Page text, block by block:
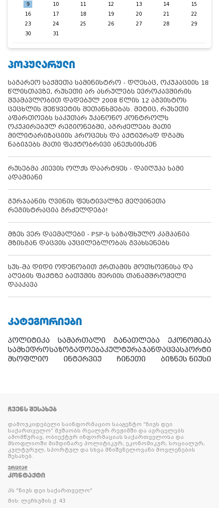
9
10 11 12 13 14
15
16
17 18 19 20 21
22
23
24 25 26 27 28
29
30
31
ᲞᲝᲞᲣᲚᲐᲠᲣᲚᲘ
საგარეო საქმეთა სამინისტრო - დღესაც, ოკუპაციის 18
წლისთავზე, რუსეთი არ ასრულებს ევროკავშირის
შუამავლობით დადებულ 2008 წლის 12 აგვისტოს
ცეცხლის შეწყვეტის შეთანხმებას. მეტიც, რუსეთი
აფართოებს საკუთარ უკანონო კონტროლს
ოკუპირებულ რეგიონებში, აგრძელებს მათი
მილიტარიზაციის პროცესს და აქტიურად დგამს
ნაბიჯებს მათი ფაქტობრივი ანექსიისკენ
რუსებმა კიევის ოლქს დაარტყეს - დაიღუპა სამი
ადამიანი
გურჯაანის ღვინის ფესტივალზე მეღვინეთა
რეგისტრაცია გრძელდება!
მზეს ვერ დაემალები - PSP-ს საზაფხულო კამპანია
მზისგან დაცვის აუცილებლობას გვახსენებს
სუს-მა დიდი ოდენობით ქრთამის მოთხოვნისა და
აღების ფაქტზე ბათუმის მერიის თანამშრომელი
დააკავა
ᲙᲐᲢᲔᲒᲝᲠᲘᲔᲑᲘ
პოლიტიკა სამართალი განათლება
ეკონომიკა
სამხედროსაზოგადოებაკულტურაჯანდაცვასპორტი
მსოფლიო
ინტერვიუ ჩინეთი ბიზნეს ნიუსი
ᲩᲕᲔᲜᲡ ᲨᲔᲡᲐᲮᲔᲑ
დამოუკიდებელი საინფორმაციო სააგენტო “ნიუს დეი
საქართველო” მუშაობს რეალურ რეჟიმში და ავრცელებს
ამომწურავ, ობიექტურ ინფორმაციას საქართველოსა და
მსოფლიოში მიმდინარე პოლიტიკურ, ეკონომიკურ, სოციალურ,
კულტურულ, სპორტულ და სხვა მნიშვნელოვანი მოვლენების
შესახებ.
ᲕᲠᲪᲚᲐᲓ
ᲙᲝᲜᲢᲐᲥᲢᲘ
პს "ნიუს დეი საქართველო"
მის: ლეჩხუმის ქ. 43